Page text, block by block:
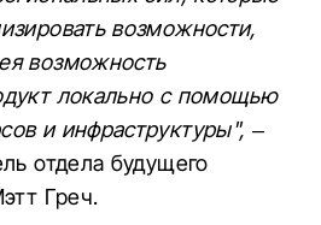
возможности,
возможность
локально с помощью
и инфраструктуры", –
отдела будущего
Греч.